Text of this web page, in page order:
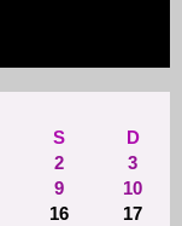
S
D
2
3
9
10
16
17